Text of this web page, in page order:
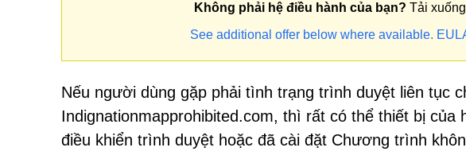
Không phải hệ điều hành của bạn? Tải
See additional offer below where available.
Nếu người dùng gặp phải tình trạng trình duyệt liên tục
Indignationmapprohibited.com, thì rất có thể thiết bị của
điều khiển trình duyệt hoặc đã cài đặt Chương trình